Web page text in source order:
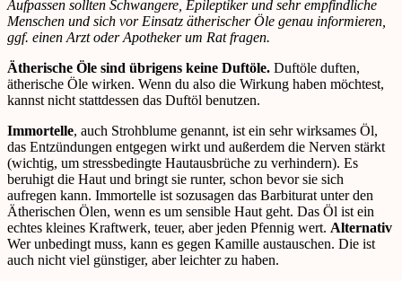
Aufpassen sollten Schwangere, Epileptiker und sehr empfindliche
Menschen und sich vor Einsatz ätherischer Öle genau informieren,
ggf. einen Arzt oder Apotheker um Rat fragen.
Ätherische Öle sind übrigens keine Duftöle. Duftöle duften,
ätherische Öle wirken. Wenn du also die Wirkung haben möchtest,
kannst nicht stattdessen das Duftöl benutzen.
Immortelle, auch Strohblume genannt, ist ein sehr wirksames Öl,
das Entzündungen entgegen wirkt und außerdem die Nerven stärkt
(wichtig, um stressbedingte Hautausbrüche zu verhindern). Es
beruhigt die Haut und bringt sie runter, schon bevor sie sich
aufregen kann. Immortelle ist sozusagen das Barbiturat unter den
Ätherischen Ölen, wenn es um sensible Haut geht. Das Öl ist ein
echtes kleines Kraftwerk, teuer, aber jeden Pfennig wert. Alternativ
Wer unbedingt muss, kann es gegen Kamille austauschen. Die ist
auch nicht viel günstiger, aber leichter zu haben.